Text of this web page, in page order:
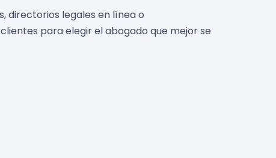
directorios legales en línea o
para elegir el abogado que mejor se